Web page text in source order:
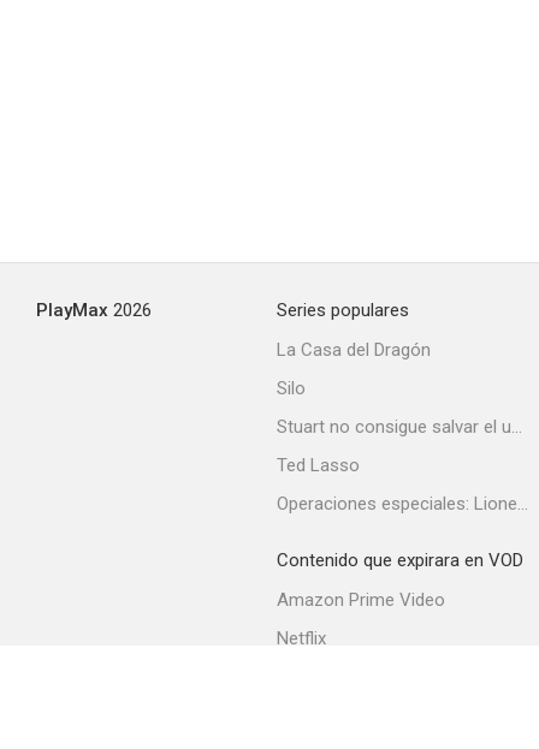
PlayMax 2026
Series populares
La Casa del Dragón
Silo
Stuart no consigue salvar el universo
Ted Lasso
Operaciones especiales: Lioness
Contenido que expirara en VOD
Amazon Prime Video
Netflix